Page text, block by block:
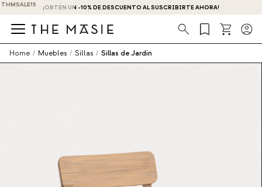
¡OBTÉN UN -10% DE DESCUENTO AL SUSCRIBIRTE AHORA!
Búsqueda
Home / Muebles / Sillas / Sillas de Jardín